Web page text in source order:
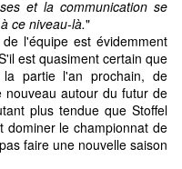
et la communication se
ce niveau-là."
l'équipe est évidemment
est quasiment certain que
partie l'an prochain, de
nouveau autour du futur de
plus tendue que Stoffel
dominer le championnat de
faire une nouvelle saison